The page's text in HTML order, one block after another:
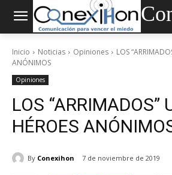
Inicio Noticias Opiniones
LOS
ANÓNIMOS
Opiniones
LOS “ARRIMADOS”
HÉROES
By Conexihon 7 de noviembre de 2019